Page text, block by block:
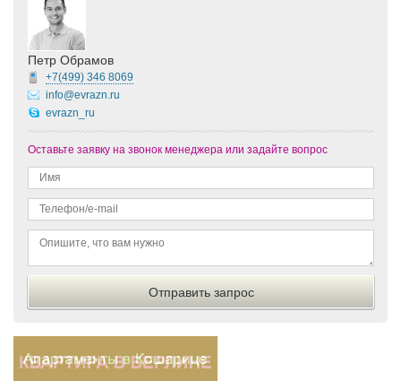
Петр Обрамов
+7(499) 346 8069
info@evrazn.ru
evrazn_ru
Оставьте заявку на звонок менеджера или задайте вопрос